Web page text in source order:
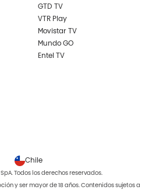
GTD TV
VTR Play
Movistar TV
Mundo GO
Entel TV
Chile
Todos los derechos reservados.
y ser mayor de 18 años. Contenidos sujetos a